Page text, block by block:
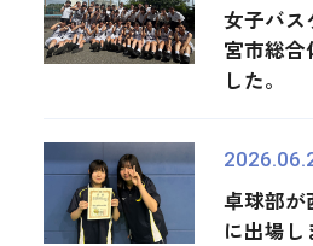
女子バス
宮市総合
した。
卓球部が
に出場し